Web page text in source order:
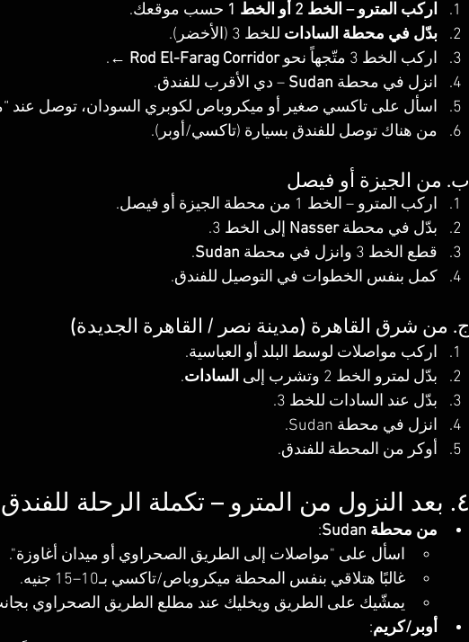
اركب المترو – الخط 2 أو الخط 1
حسب موقعك.
بدّل في محطة السادات للخط 3 (الأخضر).
اركب الخط 3 متّجهاً نحو
Rod El-Farag Corridor ←
.
انزل في محطة Sudan – دي الأقرب للفندق.
اسأل على تاكسي صغير أو ميكروباص لكوبري السودان، توصل عند
من هناك توصل للفندق بسيارة (تاكسي/أوبر).
ب. من الجيزة أو فيصل
اركب المترو – الخط 1 من محطة الجيزة أو فيصل.
بدّل في محطة Nasser إلى الخط 3.
قطع الخط 3 وانزل في محطة
Sudan
.
كمل بنفس الخطوات في التوصيل للفندق.
ج. من شرق القاهرة (مدينة نصر / القاهرة الجديدة)
اركب مواصلات لوسط البلد أو العباسية.
بدّل لمترو الخط 2 وتشرب إلى
السادات.
بدّل عند السادات للخط 3.
انزل في محطة Sudan.
أوكر من المحطة للفندق.
٤. بعد النزول من المترو – تكملة الرحلة للفندق
من محطة Sudan
:
اسأل على "مواصلات إلى الطريق الصحراوي أو ميدان أغاوزة".
غالبًا هتلاقي بنفس المحطة ميكروباص/تاكسي بـ10–15 جنيه.
يمشّيك على الطريق ويخليك عند مطلع الطريق الصحراوي
أوبر/كريم: